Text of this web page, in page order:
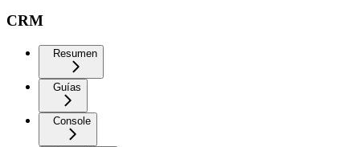
CRM
Resumen
Guías
Console